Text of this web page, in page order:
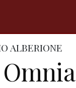
ALBERIONE